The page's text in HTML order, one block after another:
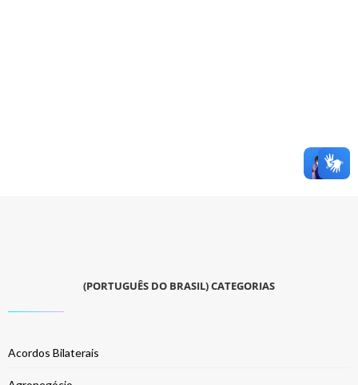
(PORTUGUÊS DO BRASIL) CATEGORIAS
Acordos Bilaterais